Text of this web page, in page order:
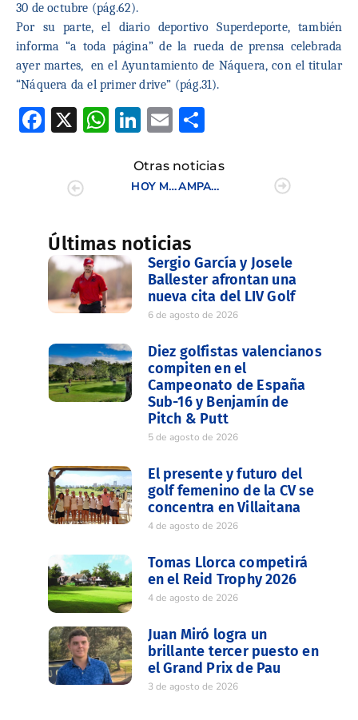
30 de octubre (pág.62).
Por su parte, el diario deportivo Superdeporte, también
informa “a toda página” de la rueda de prensa celebrada
ayer martes, en el Ayuntamiento de Náquera, con el titular
“Náquera da el primer drive” (pág.31).
Facebook
X WhatsApp
LinkedIn
Email
Otras noticias
HOY MIÉRCOLES EN “LEVANTE” EL INTERCLUBES FEMENINO ES PROTAGONISTA
AMPARO VIÑAS TRIUNFA EN EL CAMPEONATO FEMENINO MAYORES DE 21 AÑOS C.V.
Últimas noticias
Sergio García y Josele
Ballester afrontan una
nueva cita del LIV Golf
6 de agosto de 2026
Diez golfistas valencianos
compiten en el
Campeonato de España
Sub-16 y Benjamín de
Pitch & Putt
5 de agosto de 2026
El presente y futuro del
golf femenino de la CV se
concentra en Villaitana
4 de agosto de 2026
Tomas Llorca competirá
en el Reid Trophy 2026
4 de agosto de 2026
Juan Miró logra un
brillante tercer puesto en
el Grand Prix de Pau
3 de agosto de 2026